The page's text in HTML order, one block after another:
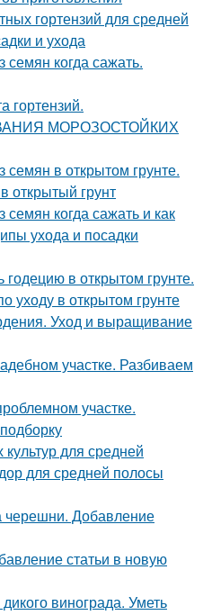
гортензий для средней
и ухода
когда сажать.
гортензий.
МОРОЗОСТОЙКИХ
в открытом грунте.
открытый грунт
когда сажать и как
ухода и посадки
годецию в открытом грунте.
уходу в открытом грунте
Уход и выращивание
участке. Разбиваем
участке.
для средней
для средней полосы
Добавление
статьи в новую
винограда. Уметь